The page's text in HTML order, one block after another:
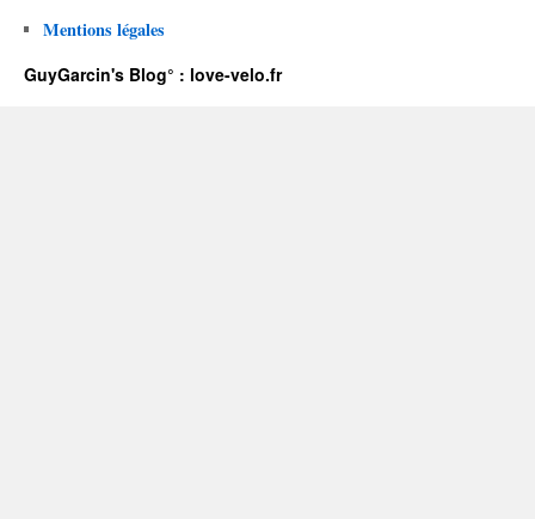
Mentions légales
GuyGarcin's Blog° : love-velo.fr